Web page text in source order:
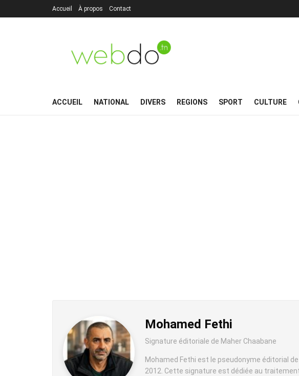
Accueil À propos Contact
ACCUEIL NATIONAL DIVERS REGIONS SPORT CULTURE
Mohamed Fethi
Signature éditoriale de Maher Chaabane
Mohamed Fethi est le pseudonyme éditorial
2012. Cette signature est dédiée au